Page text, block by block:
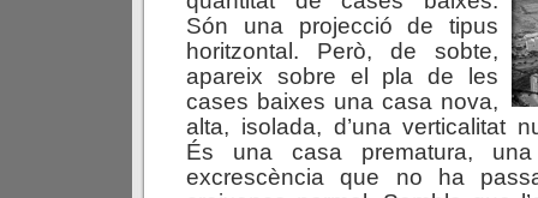
Són una projecció de tipus
horitzontal. Però, de sobte,
apareix sobre el pla de les
cases baixes una casa nova,
alta, isolada, d’una verticalitat
És una casa prematura,
excrescència que no ha